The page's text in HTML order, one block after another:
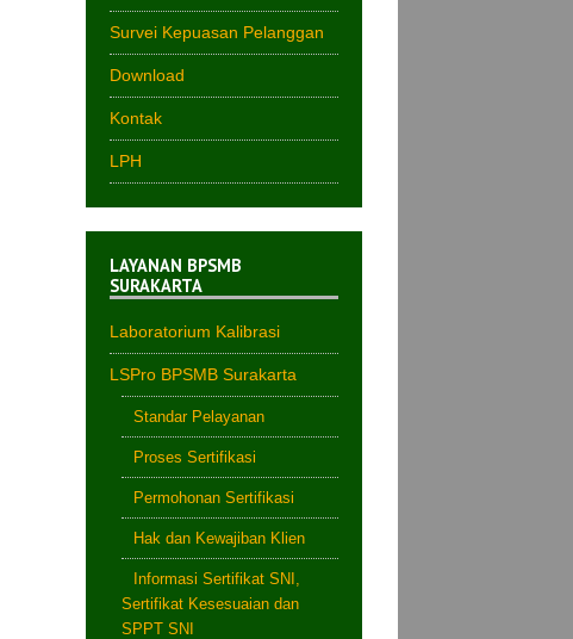
Survei Kepuasan Pelanggan
Download
Kontak
LPH
LAYANAN BPSMB
SURAKARTA
Laboratorium Kalibrasi
LSPro BPSMB Surakarta
Standar Pelayanan
Proses Sertifikasi
Permohonan Sertifikasi
Hak dan Kewajiban Klien
Informasi Sertifikat SNI,
Sertifikat Kesesuaian dan
SPPT SNI